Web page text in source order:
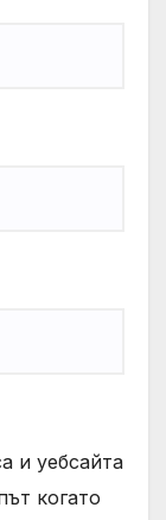
и уебсайта
когато